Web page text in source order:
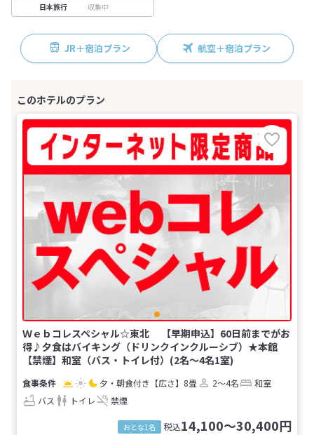
日本旅行 収集中
JR＋宿泊プラン 航空＋宿泊プラン
Ｗｅｂコレスペシャル☆東北 【早期申込】60日前までがお
得♪夕食はバイキング（ドリンクインクルーシブ）★本館
【禁煙】和室（バス・トイレ付）(2名～4名1室)
夕・朝食付き 【広さ】8畳 2～4名
和室
バス
トイレ 禁煙
おとな1名 税込14,100～30,400円